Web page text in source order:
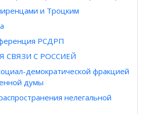
и Троцким
РСДРП
СВЯЗИ С РОССИЕЙ
демократической фракцией
думы
нелегальной